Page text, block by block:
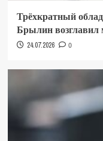
Трёхкратный
Брылин возглавил
24.07.2026 0